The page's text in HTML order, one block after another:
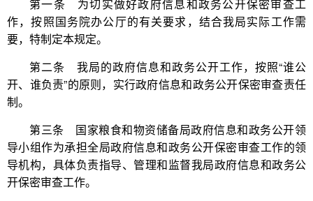
第一条 为切实做好政府信息和政务公开保密审查工
作，按照国务院办公厅的有关要求，结合我局实际工作需
要，特制定本规定。
第二条 我局的政府信息和政务公开工作，按照“谁公
开、谁负责”的原则，实行政府信息和政务公开保密审查责任
制。
第三条 国家粮食和物资储备局政府信息和政务公开领
导小组作为承担全局政府信息和政务公开保密审查工作的领
导机构，具体负责指导、管理和监督我局政府信息和政务公
开保密审查工作。